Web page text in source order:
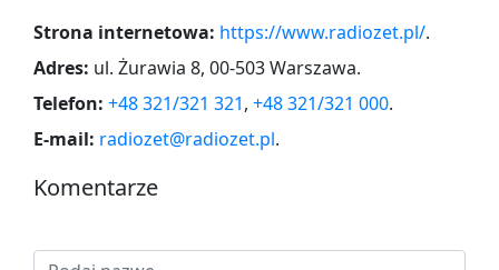
Strona internetowa: https://www.radiozet.pl/.
Adres: ul. Żurawia 8, 00-503 Warszawa.
Telefon: +48 321/321 321, +48 321/321 000.
E-mail: radiozet@radiozet.pl.
Komentarze